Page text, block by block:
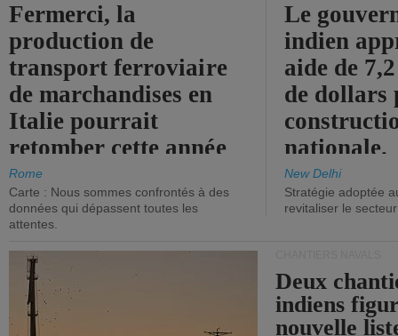
Fermerci, la
production de
transport ferroviaire
de marchandises en
Italie pourrait
retomber cette année
aux niveaux de 2015.
Rome
Carte : Nous sommes confrontés à des
données qui dépassent toutes les
attentes.
Le
indien
aide de
de dollars
nationale.
New Delhi
Stratégie adoptée
revitaliser le secteur
Deux
indiens
nouvelle